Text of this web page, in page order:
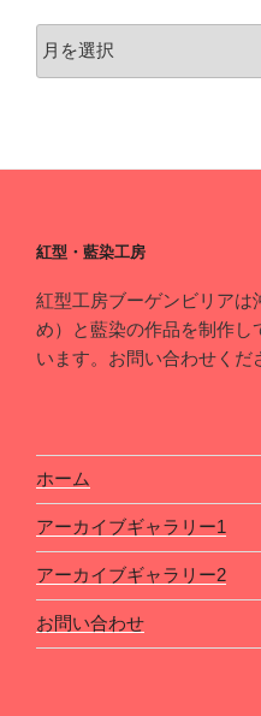
ア
紅型・藍染工房
紅型工房ブーゲンビリアは
め）と藍染の作品を制作し
います。お問い合わせくだ
ホーム
アーカイブギャラリー1
アーカイブギャラリー2
お問い合わせ